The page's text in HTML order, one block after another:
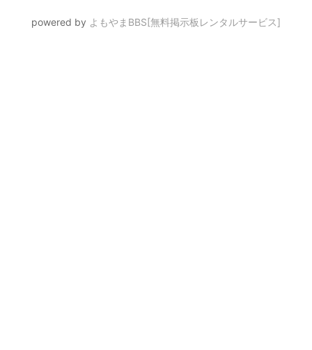
powered by よもやまBBS[無料掲示板レンタルサービス]